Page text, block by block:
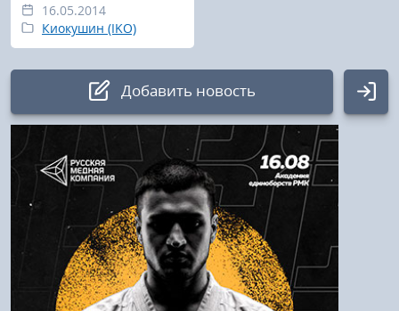
16.05.2014
Киокушин (IKO)
Добавить новость
Авторизация
Логин:
Пароль